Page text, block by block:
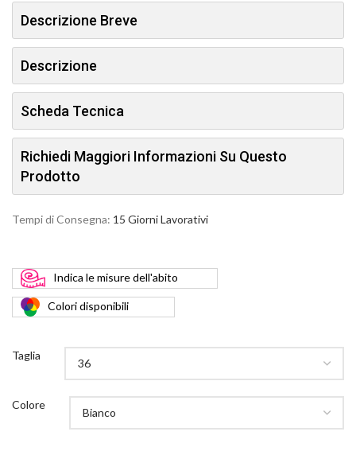
Descrizione Breve
Descrizione
Scheda Tecnica
Richiedi Maggiori Informazioni Su Questo
Prodotto
Tempi di Consegna: 15 Giorni Lavorativi
Indica le misure dell'abito
Coloridisponibili
Taglia
Colore